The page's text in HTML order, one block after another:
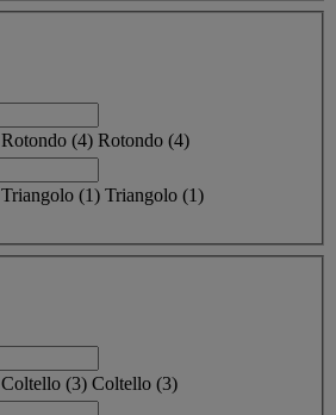
Rotondo (4) Rotondo (4)
Triangolo (1) Triangolo (1)
Coltello (3) Coltello (3)